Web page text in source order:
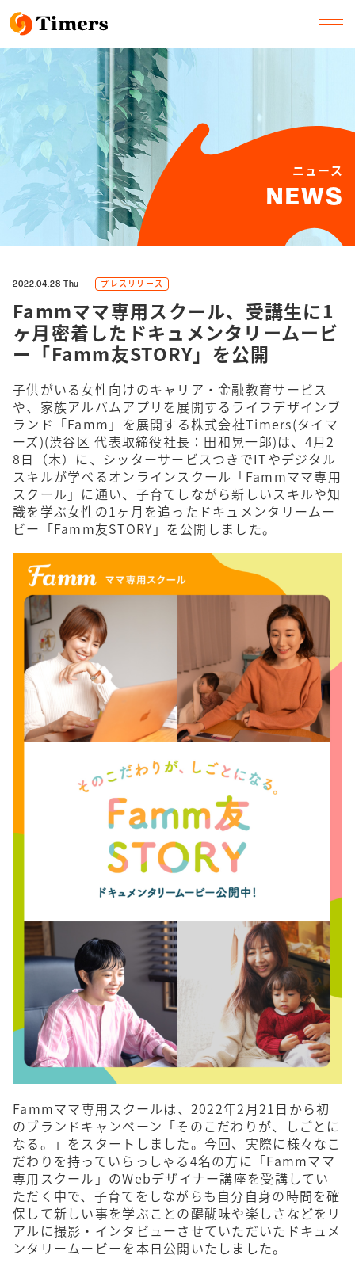
ニュース
NEWS
2022.04.28 Thu プレスリリース
Fammママ専用スクール、受講生に1
ヶ月密着したドキュメンタリームービ
ー「Famm友STORY」を公開
子供がいる女性向けのキャリア・金融教育サービス
や、家族アルバムアプリを展開するライフデザインブ
ランド「Famm」を展開する株式会社Timers(タイマ
ーズ)(渋⾕区 代表取締役社⻑：⽥和晃⼀郎)は、4月2
8日（木）に、シッターサービスつきでITやデジタル
スキルが学べるオンラインスクール「Fammママ専用
スクール」に通い、子育てしながら新しいスキルや知
識を学ぶ女性の1ヶ月を追ったドキュメンタリームー
ビー「Famm友STORY」を公開しました。
Fammママ専用スクールは、2022年2月21日から初
のブランドキャンペーン「そのこだわりが、しごとに
なる。」をスタートしました。今回、実際に様々なこ
だわりを持っていらっしゃる4名の方に「Fammママ
専用スクール」のWebデザイナー講座を受講してい
ただく中で、子育てをしながらも自分自身の時間を確
保して新しい事を学ぶことの醍醐味や楽しさなどをリ
アルに撮影・インタビューさせていただいたドキュメ
ンタリームービーを本日公開いたしました。